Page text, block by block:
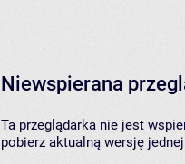
Niewspierana
Ta przeglądarka nie jest
pobierz aktualną wersję